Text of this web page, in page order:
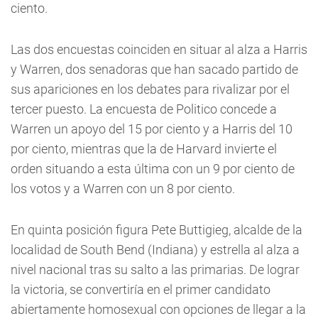
ciento.
Las dos encuestas coinciden en situar al alza a Harris
y Warren, dos senadoras que han sacado partido de
sus apariciones en los debates para rivalizar por el
tercer puesto. La encuesta de Politico concede a
Warren un apoyo del 15 por ciento y a Harris del 10
por ciento, mientras que la de Harvard invierte el
orden situando a esta última con un 9 por ciento de
los votos y a Warren con un 8 por ciento.
En quinta posición figura Pete Buttigieg, alcalde de la
localidad de South Bend (Indiana) y estrella al alza a
nivel nacional tras su salto a las primarias. De lograr
la victoria, se convertiría en el primer candidato
abiertamente homosexual con opciones de llegar a la